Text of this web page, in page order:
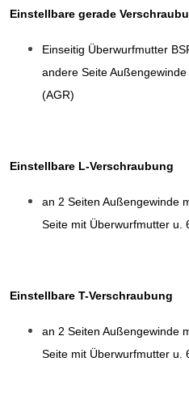
Einstellbare gerade
Einseitig Überwurfmutter
andere Seite
(AGR)
Einstellbare L-Verschraubung
an 2 Seiten Außengewinde
Seite mit Überwurfmutter u.
Einstellbare T-Verschraubung
an 2 Seiten Außengewinde
Seite mit Überwurfmutter u.